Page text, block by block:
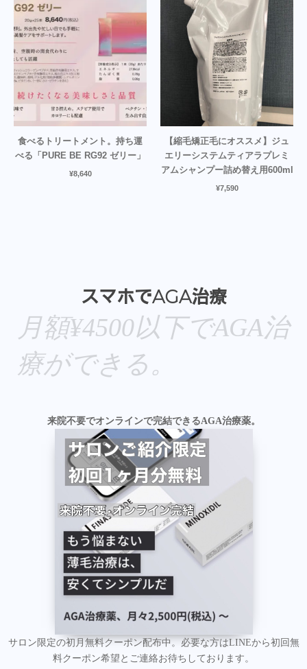
食べるトリートメント。持ち運
べる「PURE BE RG92 ゼリー」
¥8,640
【縮毛矯正毛にオススメ】ジュ
エリーシステムティアラプレミ
アムシャンプー詰め替え用600ml
¥7,590
スマホでAGA治療
月額¥4500以下でAGA治
療ができる。
来院不要でオンラインで完結できるAGA治療薬。
サロン限定の初月無料クーポン配布中。必要な方はLINEから初回無
料クーポン希望とご連絡お待ちしております。